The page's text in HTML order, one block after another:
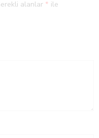
alanlar * ile